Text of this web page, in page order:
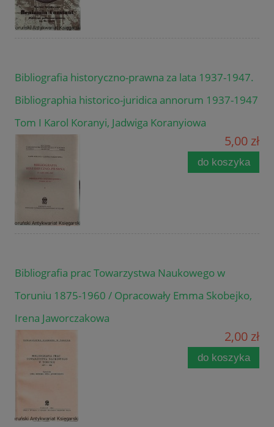
Bibliografia historyczno-prawna za lata 1937-1947.
Bibliographia historico-juridica annorum 1937-1947
Tom I Karol Koranyi, Jadwiga Koranyiowa
5,00 zł
do koszyka
Bibliografia prac Towarzystwa Naukowego w
Toruniu 1875-1960 / Opracowały Emma Skobejko,
Irena Jaworczakowa
2,00 zł
do koszyka